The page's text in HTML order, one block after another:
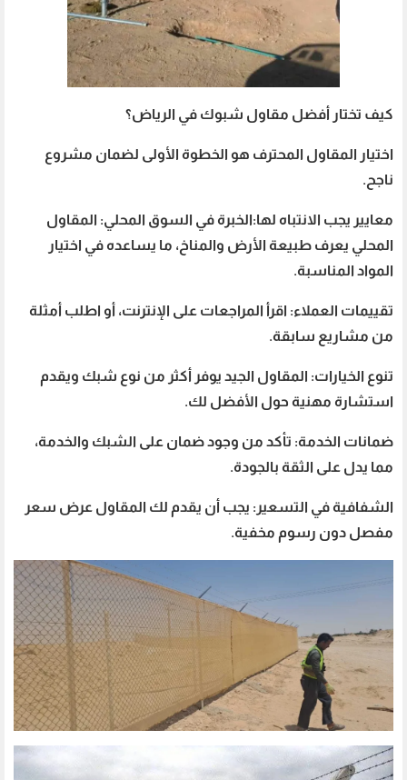
كيف تختار أفضل مقاول شبوك في الرياض؟
اختيار المقاول المحترف هو الخطوة الأولى لضمان مشروع
ناجح.
معايير يجب الانتباه لها:الخبرة في السوق المحلي: المقاول
المحلي يعرف طبيعة الأرض والمناخ، ما يساعده في اختيار
المواد المناسبة.
تقييمات العملاء: اقرأ المراجعات على الإنترنت، أو اطلب أمثلة
من مشاريع سابقة.
تنوع الخيارات: المقاول الجيد يوفر أكثر من نوع شبك ويقدم
استشارة مهنية حول الأفضل لك.
ضمانات الخدمة: تأكد من وجود ضمان على الشبك والخدمة،
مما يدل على الثقة بالجودة.
الشفافية في التسعير: يجب أن يقدم لك المقاول عرض سعر
مفصل دون رسوم مخفية.